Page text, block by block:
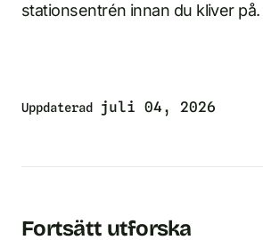
stationsentrén innan du kliver på.
Uppdaterad juli 04, 2026
Fortsätt utforska